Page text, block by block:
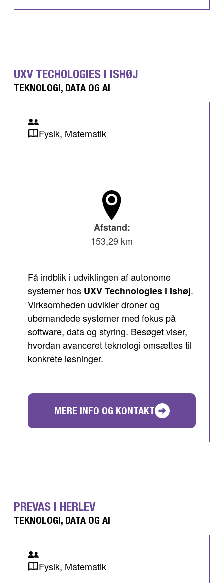
UXV TECHOLOGIES I ISHØJ
TEKNOLOGI, DATA OG AI
Fysik, Matematik
Afstand:
153,29 km
Få indblik i udviklingen af autonome
systemer hos UXV Technologies i Ishøj.
Virksomheden udvikler droner og
ubemandede systemer med fokus på
software, data og styring. Besøget viser,
hvordan avanceret teknologi omsættes til
konkrete løsninger.
MERE INFO OG KONTAKT
PREVAS I HERLEV
TEKNOLOGI, DATA OG AI
Fysik, Matematik